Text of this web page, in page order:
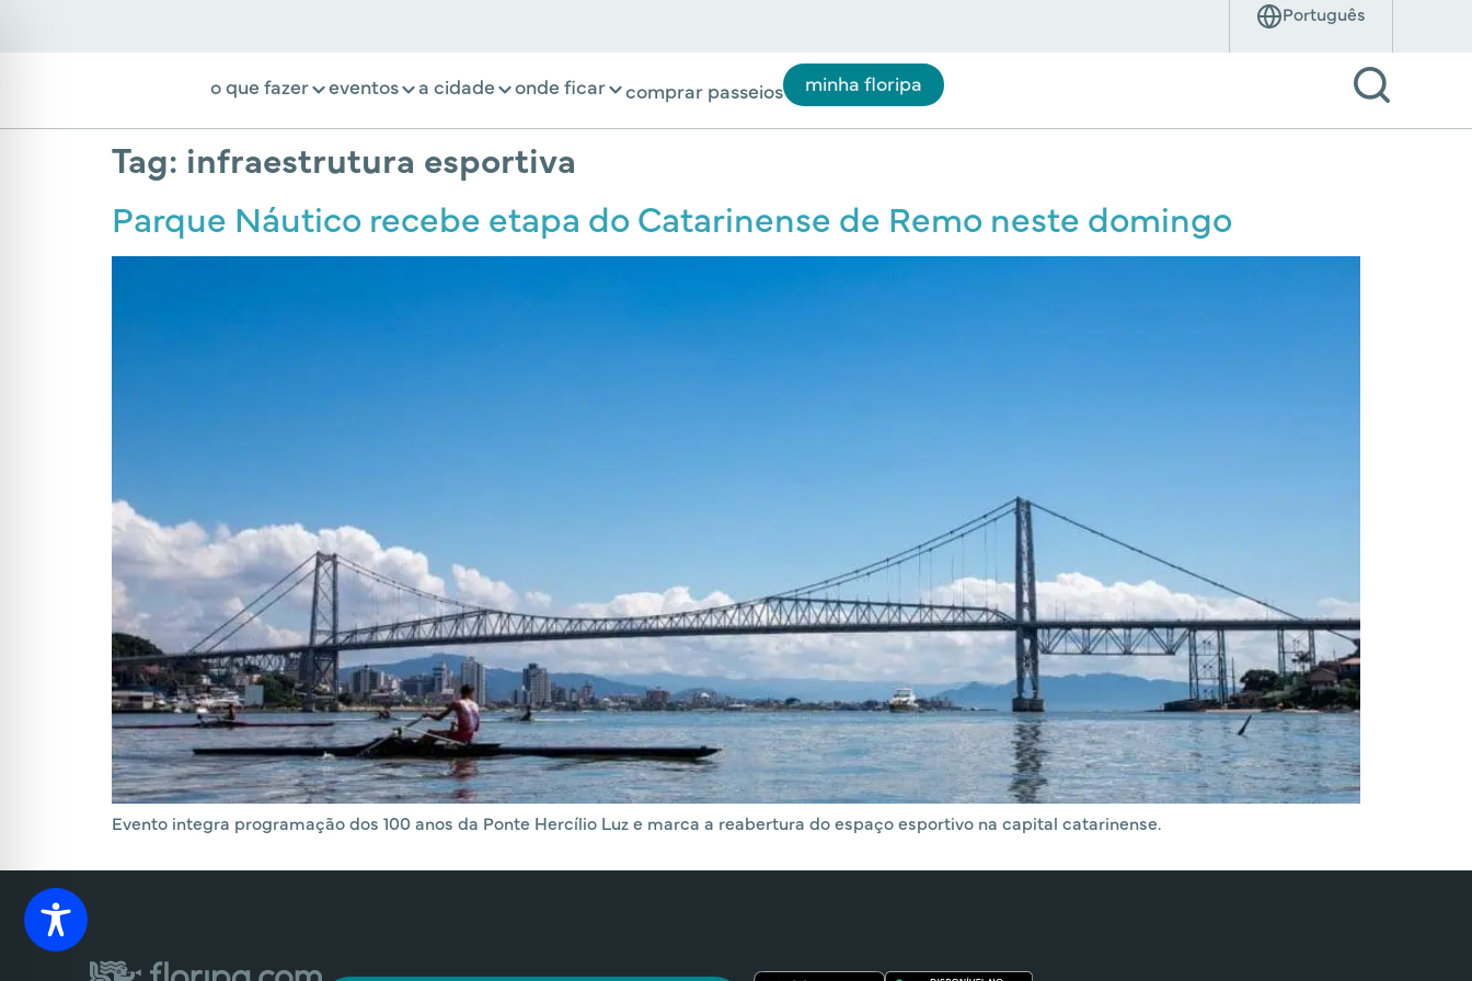
o que fazer eventos a cidade onde ficar comprar passeios minha floripa
Tag: infraestrutura esportiva
Parque Náutico recebe etapa do Catarinense de Remo neste domingo
Evento integra programação dos 100 anos da Ponte Hercílio Luz e marca a reabertura do espaço esportivo na capital catarinense.